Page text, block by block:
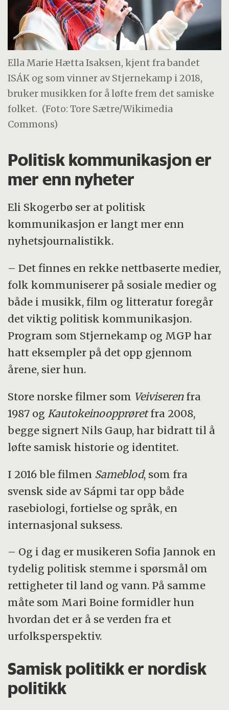
Ella Marie Hætta Isaksen, kjent fra bandet
ISÁK og som vinner av Stjernekamp i 2018,
bruker musikken for å løfte frem det samiske
folket. (Foto: Tore Sætre/Wikimedia
Commons)
Politisk kommunikasjon er
mer enn nyheter
Eli Skogerbø ser at politisk
kommunikasjon er langt mer enn
nyhetsjournalistikk.
– Det finnes en rekke nettbaserte medier,
folk kommuniserer på sosiale medier og
både i musikk, film og litteratur foregår
det viktig politisk kommunikasjon.
Program som Stjernekamp og MGP har
hatt eksempler på det opp gjennom
årene, sier hun.
Store norske filmer som Veiviseren fra
1987 og Kautokeinoopprøretfra 2008,
begge signert Nils Gaup, har bidratt til å
løfte samisk historie og identitet.
I 2016 ble filmen Sameblod, som fra
svensk side av Sápmi tar opp både
rasebiologi, fortielse og språk, en
internasjonal suksess.
– Og i dag er musikeren Sofia Jannok en
tydelig politisk stemme i spørsmål om
rettigheter til land og vann. På samme
måte som Mari Boine formidler hun
hvordan det er å se verden fra et
urfolksperspektiv.
Samisk politikk er nordisk
politikk